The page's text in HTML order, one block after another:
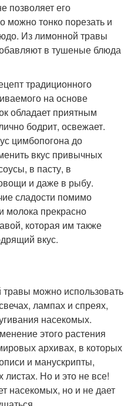
позволяет его
можно тонко порезать и
Из лимонной травы
в тушеные блюда
традиционного
на основе
обладает приятным
бодрит, освежает.
цимбопогона до
вкус привычных
в пасту, в
и даже в рыбу.
сладости помимо
молока прекрасно
которая им также
вкус.
можно использовать
лампах и спреях,
насекомых.
этого растения
архивах, в которых
и манускрипты,
Но и это не все!
насекомых, но и не дает